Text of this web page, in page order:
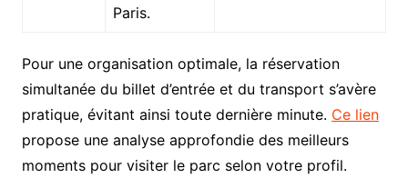
Paris.
Pour une organisation optimale, la réservation
simultanée du billet d’entrée et du transport s’avère
pratique, évitant ainsi toute dernière minute. Ce lien
propose une analyse approfondie des meilleurs
moments pour visiter le parc selon votre profil.